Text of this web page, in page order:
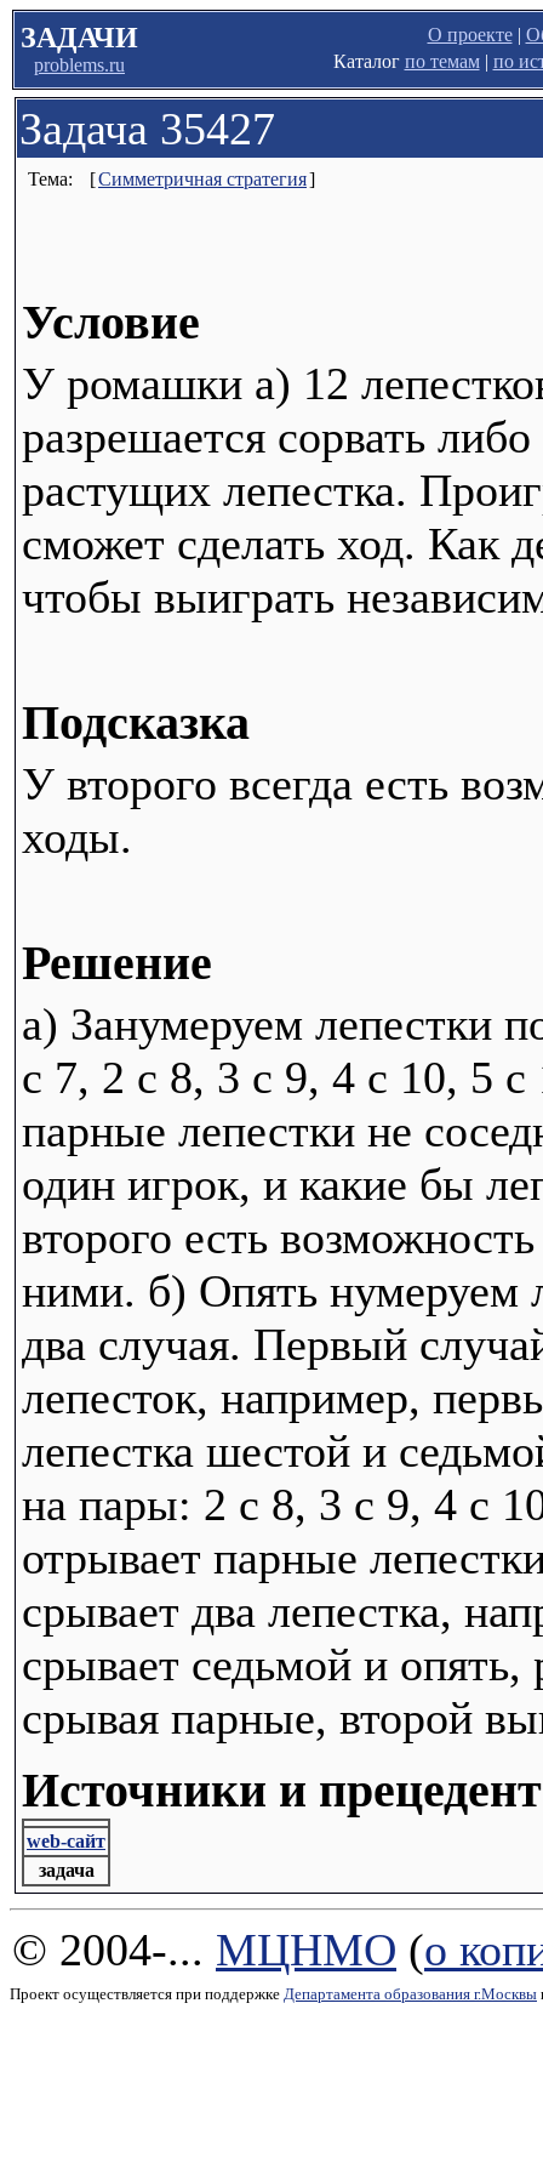
ЗАДАЧИ
problems.ru
О проекте|
Каталог по темам| по
Задача 35427
Тема: [Симметричная стратегия]
Условие
У ромашки а) 12
разрешается сорвать
растущих лепестка.
сможет сделать ход. Как
чтобы выиграть
Подсказка
У второго всегда есть
ходы.
Решение
а) Занумеруем лепестки
с 7, 2 с 8, 3 с 9, 4 с 10, 5
парные лепестки не
один игрок, и какие бы
второго есть
ними. б) Опять нумеруем
два случая. Первый
лепесток, например,
лепестка шестой и
на пары: 2 с 8, 3 с 9, 4 с
отрывает парные
срывает два лепестка,
срывает седьмой и опять,
срывая парные, второй
Источники и
web-сайт
задача
© 2004-... МЦНМО (о
Проект осуществляется при поддержке Департамента образования г.Москвы